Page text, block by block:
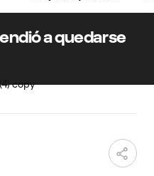
a quedarse